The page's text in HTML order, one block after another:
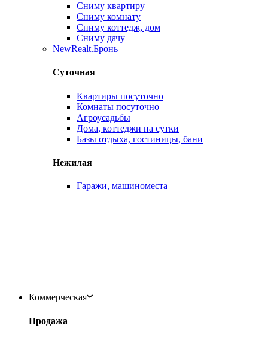
Сниму квартиру
Сниму комнату
Сниму коттедж, дом
Сниму дачу
NewRealt.Бронь
Суточная
Квартиры посуточно
Комнаты посуточно
Агроусадьбы
Дома, коттеджи на сутки
Базы отдыха, гостиницы, бани
Нежилая
Гаражи, машиноместа
Коммерческая
Продажа